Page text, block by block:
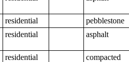
residential
pebblestone
residential asphalt
residential
compacted